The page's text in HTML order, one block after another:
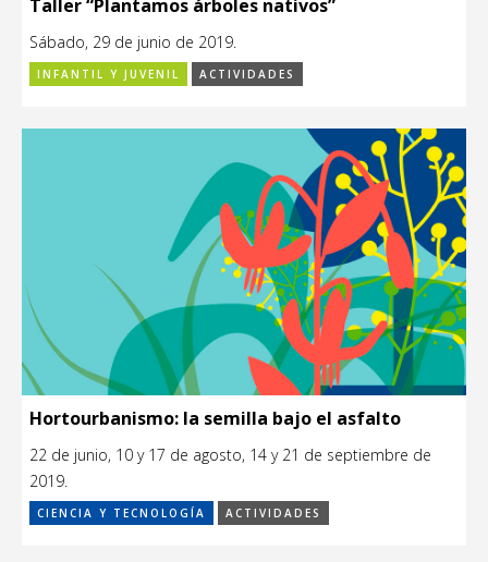
Taller “Plantamos árboles nativos”
Sábado, 29 de junio de 2019.
INFANTIL Y JUVENIL ACTIVIDADES
Hortourbanismo: la semilla bajo el asfalto
22 de junio, 10 y 17 de agosto, 14 y 21 de septiembre de
2019.
CIENCIA Y TECNOLOGÍA ACTIVIDADES